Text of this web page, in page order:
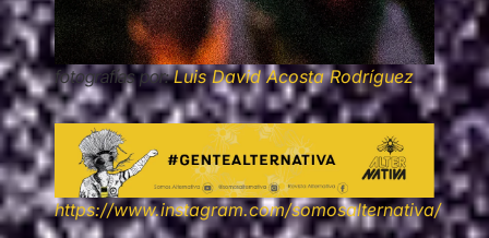
fotografías por:Luis David Acosta Rodríguez
https://www.instagram.com/somosalternativa/